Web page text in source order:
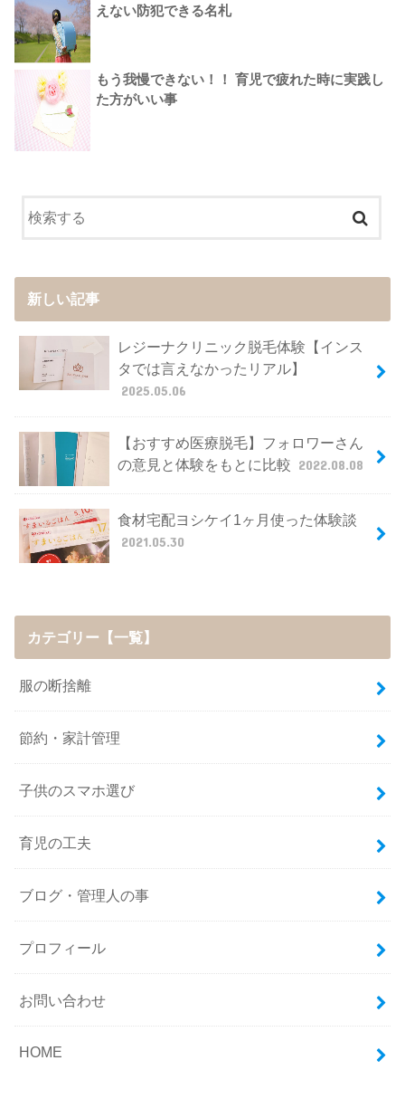
えない防犯できる名札
もう我慢できない！！ 育児で疲れた時に実践し
た方がいい事
新しい記事
レジーナクリニック脱毛体験【インス
タでは言えなかったリアル】
2025.05.06
【おすすめ医療脱毛】フォロワーさん
の意見と体験をもとに比較 2022.08.08
食材宅配ヨシケイ1ヶ月使った体験談
2021.05.30
カテゴリー【一覧】
服の断捨離
節約・家計管理
子供のスマホ選び
育児の工夫
ブログ・管理人の事
プロフィール
お問い合わせ
HOME